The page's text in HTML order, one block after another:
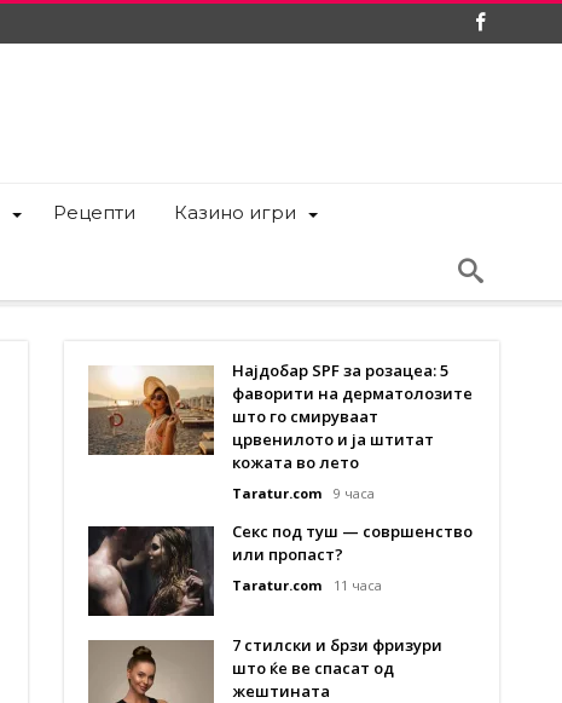
Рецепти Казино игри
Најдобар SPF за розацеа: 5
фаворити на дерматолозите
што го смируваат
црвенилото и ја штитат
кожата во лето
Taratur.com 9 часа
Секс под туш — совршенство
или пропаст?
Taratur.com 11 часа
7 стилски и брзи фризури
што ќе ве спасат од
жештината